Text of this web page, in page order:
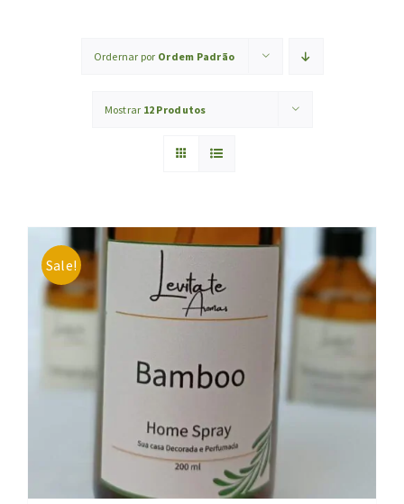
CONTATO
EVERCOMPARE
Ordernar por Ordem Padrão
Mostrar 12 Produtos
Sale!